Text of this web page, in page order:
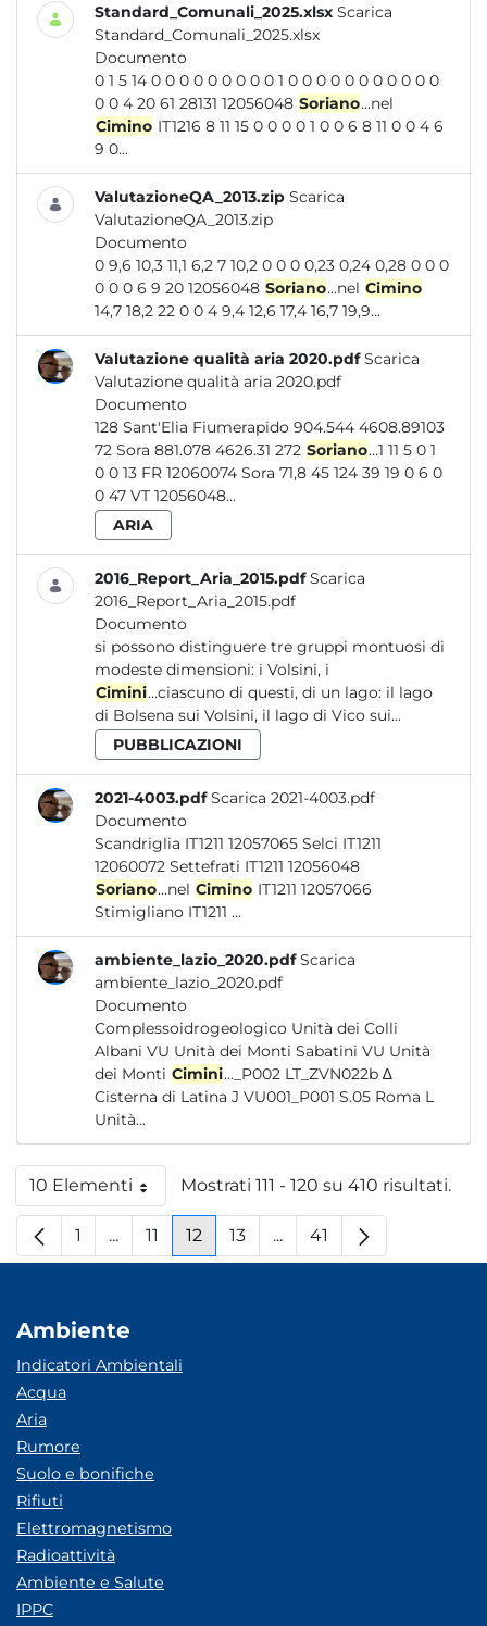
Standard_Comunali_2025.xlsx Scarica
Standard_Comunali_2025.xlsx
Documento
0 1 5 14 0 0 0 0 0 0 0 0 0 1 0 0 0 0 0 0 0 0 0 0 0
0 0 4 20 61 28131 12056048 Soriano...nel
Cimino IT1216 8 11 15 0 0 0 0 1 0 0 6 8 11 0 0 4 6
9 0...
ValutazioneQA_2013.zip Scarica
ValutazioneQA_2013.zip
Documento
0 9,6 10,3 11,1 6,2 7 10,2 0 0 0 0,23 0,24 0,28 0 0 0
0 0 0 6 9 20 12056048 Soriano...nel Cimino
14,7 18,2 22 0 0 4 9,4 12,6 17,4 16,7 19,9...
Valutazione qualità aria 2020.pdf Scarica
Valutazione qualità aria 2020.pdf
Documento
128 Sant'Elia Fiumerapido 904.544 4608.89103
72 Sora 881.078 4626.31 272 Soriano...1 11 5 0 1
0 0 13 FR 12060074 Sora 71,8 45 124 39 19 0 6 0
0 47 VT 12056048...
ARIA
2016_Report_Aria_2015.pdf Scarica
2016_Report_Aria_2015.pdf
Documento
si possono distinguere tre gruppi montuosi di
modeste dimensioni: i Volsini, i
Cimini...ciascuno di questi, di un lago: il lago
di Bolsena sui Volsini, il lago di Vico sui...
PUBBLICAZIONI
2021-4003.pdf Scarica 2021-4003.pdf
Documento
Scandriglia IT1211 12057065 Selci IT1211
12060072 Settefrati IT1211 12056048
Soriano...nel Cimino
Stimigliano IT1211 ...
ambiente_lazio_2020.pdf Scarica
ambiente_lazio_2020.pdf
Documento
Complessoidrogeologico Unità dei Colli
Albani VU Unità dei Monti Sabatini VU Unità
dei Monti Cimini..._P002 LT_ZVN022b ∆
Cisterna di Latina J VU001_P001 S.05 Roma L
Unità...
10 ElementiPer paginaMostrati 111 - 120 su 410 risultati.
Pagina
1 ...Pagine intermedie
Pagina
11 Pagina
12 Pagina
13 ...Pagine intermedie
Pagina
41
Ambiente
Indicatori Ambientali
Acqua
Aria
Rumore
Suolo e bonifiche
Rifiuti
Elettromagnetismo
Radioattività
Ambiente e Salute
IPPC